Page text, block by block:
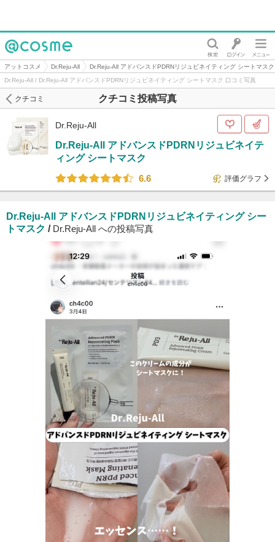
@cosme
アットコスメ Dr.Reju-All
Dr.Reju-All アドバンスドPDRNリジュビネイティング シートマスク
Dr.Reju-All / Dr.Reju-All アドバンスドPDRNリジュビネイティング シートマスク 口コミ写真
クチコミ投稿写真
クチコミ
Dr.Reju-All
Dr.Reju-All アドバンスドPDRNリジュビネイテ
ィング シートマスク
6.6
評価グラフ
Dr.Reju-All アドバンスドPDRNリジュビネイティング シー
トマスク / Dr.Reju-All への投稿写真